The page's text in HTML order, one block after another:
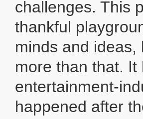
challenges. This
thankful
minds and
more than that.
entertainment-
happened after